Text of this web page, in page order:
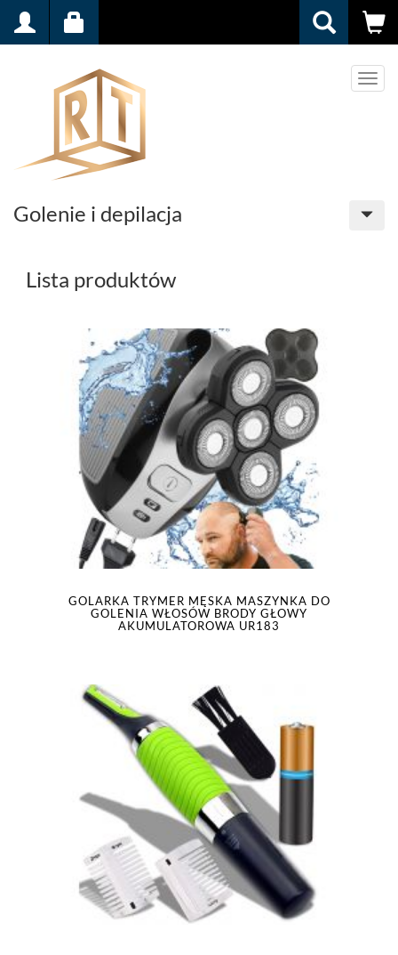
Menu
Golenie i depilacja
Lista produktów
GOLARKA TRYMER MĘSKA MASZYNKA DO
GOLENIA WŁOSÓW BRODY GŁOWY
AKUMULATOROWA UR183